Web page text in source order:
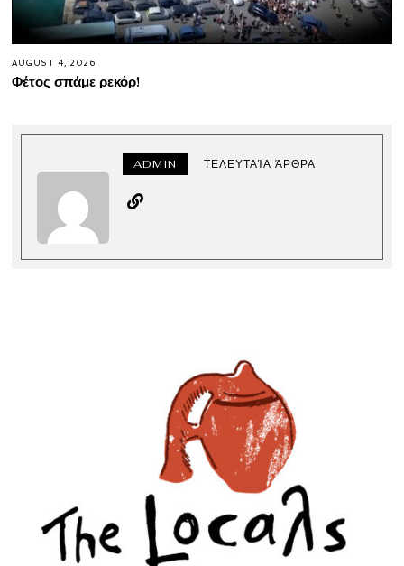
AUGUST 4, 2026
Φέτος σπάμε ρεκόρ!
ADMIN ΤΕΛΕΥΤΑΊΑ ΆΡΘΡΑ